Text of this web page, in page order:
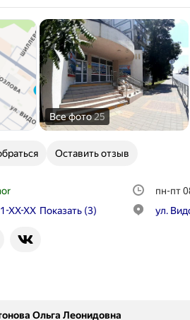
Все фото25
Оставить отзыв
XX-XX Показать (3)
пн-пт
ул.
Ольга Леонидовна